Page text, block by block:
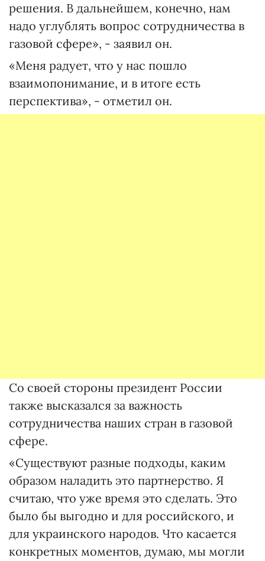
решения. В дальнейшем, конечно, нам
надо углублять вопрос сотрудничества в
газовой сфере», - заявил он.
«Меня радует, что у нас пошло
взаимопонимание, и в итоге есть
перспектива», - отметил он.
Со своей стороны президент России
также высказался за важность
сотрудничества наших стран в газовой
сфере.
«Существуют разные подходы, каким
образом наладить это партнерство. Я
считаю, что уже время это сделать. Это
было бы выгодно и для российского, и
для украинского народов. Что касается
конкретных моментов, думаю, мы могли